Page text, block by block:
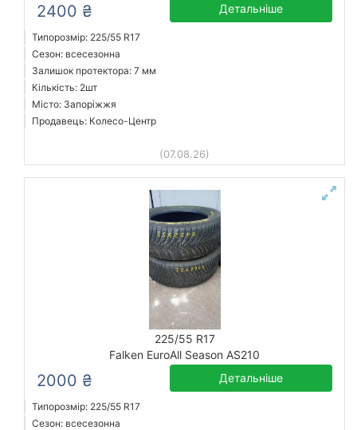
2400 ₴ Детальніше
Типорозмір: 225/55 R17
Сезон: всесезонна
Залишок протектора: 7 мм
Кількість: 2шт
Місто: Запоріжжя
Продавець: Колесо-Центр
(07.08.26)
225/55 R17
Falken EuroAll Season AS210
2000 ₴ Детальніше
Типорозмір: 225/55 R17
Сезон: всесезонна